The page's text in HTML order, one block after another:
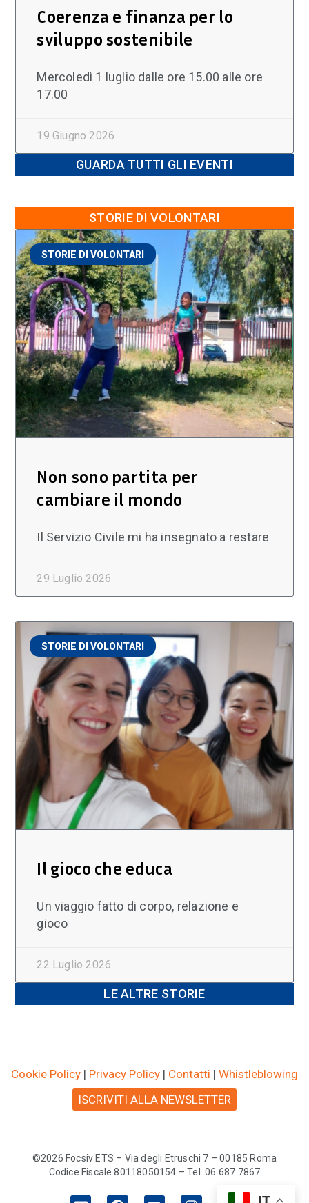
Coerenza e finanza per lo
sviluppo sostenibile
Mercoledì 1 luglio dalle ore 15.00 alle ore
17.00
19 Giugno 2026
GUARDA TUTTI GLI EVENTI
STORIE DI VOLONTARI
STORIE DI VOLONTARI
Non sono partita per
cambiare il mondo
Il Servizio Civile mi ha insegnato a restare
29 Luglio 2026
STORIE DI VOLONTARI
Il gioco che educa
Un viaggio fatto di corpo, relazione e
gioco
22 Luglio 2026
LE ALTRE STORIE
Cookie Policy | Privacy Policy | Contatti | Whistleblowing
ISCRIVITI ALLA NEWSLETTER
©2026 Focsiv ETS – Via degli Etruschi 7 – 00185 Roma
Codice Fiscale 80118050154 – Tel. 06 687 7867